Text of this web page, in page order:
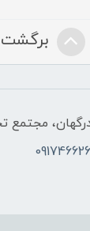
برگشت
مجتمع